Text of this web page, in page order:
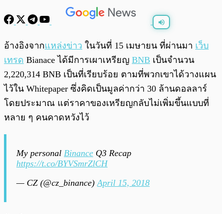
0:00 0:00
อ้างอิงจากแหล่งข่าว ในวันที่ 15 เมษายน ที่ผ่านมา เว็บ
เทรด Bianace ได้มีการเผาเหรียญ BNB เป็นจำนวน
2,220,314 BNB เป็นที่เรียบร้อย ตามที่พวกเขาได้วางแผน
ไว้ใน Whitepaper ซึ่งคิดเป็นมูลค่ากว่า 30 ล้านดอลลาร์
โดยประมาณ แต่ราคาของเหรียญกลับไม่เพิ่มขึ้นแบบที่
หลาย ๆ คนคาดหวังไว้
My personal Binance Q3 Recap
https://t.co/BYVSmrZlCH
— CZ (@cz_binance)April 15, 2018